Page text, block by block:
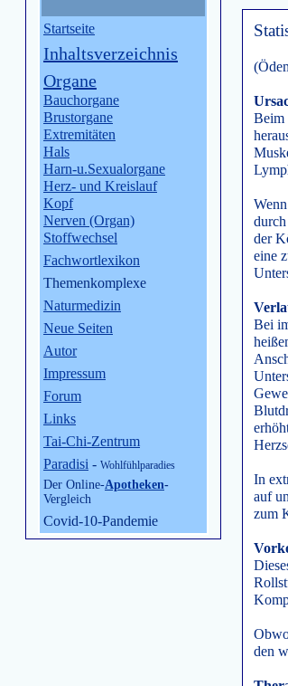
Startseite
Inhaltsverzeichnis
Organe
Bauchorgane
Brustorgane
Extremitäten
Hals
Harn-u.Sexualorgane
Herz- und Kreislauf
Kopf
Nerven (Organ)
Stoffwechsel
Fachwortlexikon
Themenkomplexe
Naturmedizin
Neue Seiten
Autor
Impressum
Forum
Links
Tai-Chi-Zentrum
Paradisi - Wohlfühlparadies
Der Online-Apotheken-
Vergleich
Covid-10-Pandemie
Beim
der
eine
Bei
In
auf
zum
den